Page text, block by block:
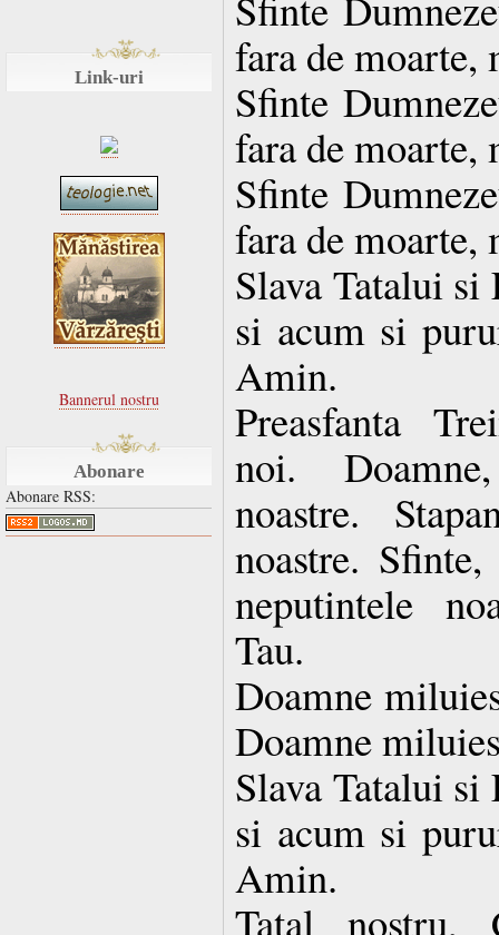
Link-uri
Bannerul nostru
Abonare
Abonare RSS:
fara de moarte,
Sfinte
fara de moarte,
Sfinte
fara de moarte,
Slava Tatalui
si acum si
Amin.
Preasfanta
noi.
noastre.
noastre.
neputintele
Tau.
Doamne
Doamne
Slava Tatalui
si acum si
Amin.
Tatal